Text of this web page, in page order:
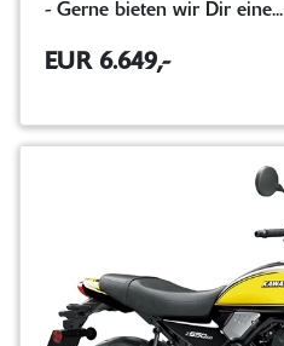
- Gerne bieten wir Dir eine...
EUR 6.649,-